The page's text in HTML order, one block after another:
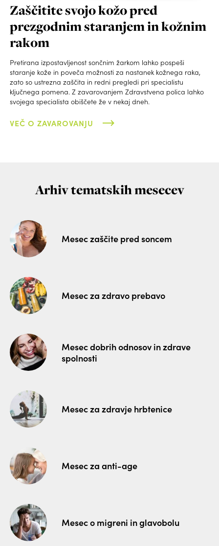
Zaščitite svojo kožo pred
prezgodnim staranjem in kožnim
rakom
Pretirana izpostavljenost sončnim žarkom lahko pospeši
staranje kože in poveča možnosti za nastanek kožnega raka,
zato so ustrezna zaščita in redni pregledi pri specialistu
ključnega pomena. Z zavarovanjem Zdravstvena polica lahko
svojega specialista obiščete že v nekaj dneh.
VEČ O ZAVAROVANJU
Arhiv tematskih mesecev
Mesec zaščite pred soncem
Mesec za zdravo prebavo
Mesec dobrih odnosov in zdrave
spolnosti
Mesec za zdravje hrbtenice
Mesec za anti-age
Mesec o migreni in glavobolu